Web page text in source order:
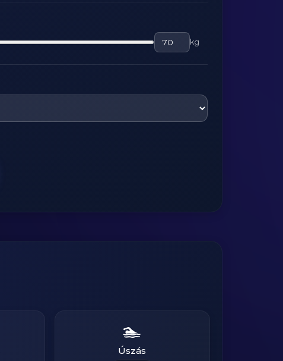
kg
🏊
Úszás